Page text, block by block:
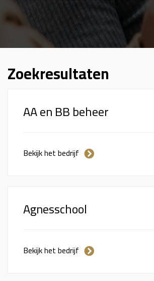
Zoekresultaten
AA en BB beheer
Bekijk het bedrijf
Agnesschool
Bekijk het bedrijf